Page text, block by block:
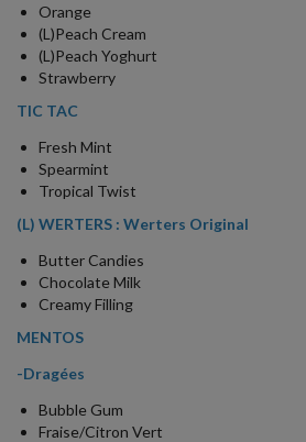
Orange
(L)Peach Cream
(L)Peach Yoghurt
Strawberry
TIC TAC
Fresh Mint
Spearmint
Tropical Twist
(L) WERTERS : Werters Original
Butter Candies
Chocolate Milk
Creamy Filling
MENTOS
-Dragées
Bubble Gum
Fraise/Citron Vert